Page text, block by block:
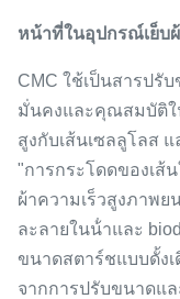
หน้าที่ในอุปกรณ์เย็บ
CMC ใช้เป็นสารปรั
มั่นคงและคุณสมบัติ
สูงกับเส้นเซลลูโลส
"การกระโดดของเส้
ผ้าความเร็วสูงภาพย
ละลายในน้ําและ
ขนาดสตาร์ชแบบดั้ง
จากการปรับขนาดแ